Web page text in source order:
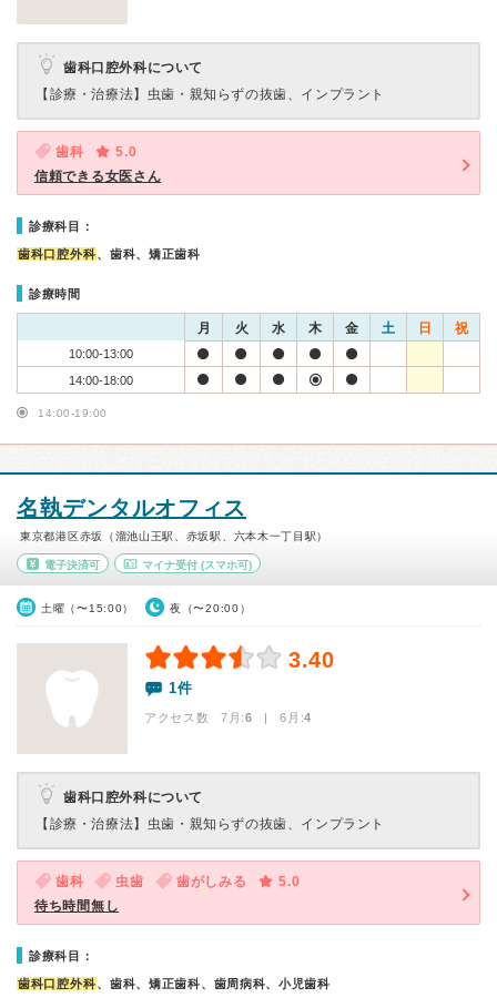
歯科口腔外科について
【診療・治療法】 虫歯・親知らずの抜歯、インプラント
歯科
5.0
信頼できる女医さん
診療科目：
歯科口腔外科、歯科、矯正歯科
診療時間
月 火 水 木 金 土 日 祝
10:00-13:00
14:00-18:00
14:00-19:00
名執デンタルオフィス
東京都港区赤坂（溜池山王駅、赤坂駅、六本木一丁目駅）
電子決済可 マイナ受付(スマホ可)
土曜（〜15:00） 夜（〜20:00）
3.40
1件
アクセス数 7月:6 | 6月:4
歯科口腔外科について
【診療・治療法】 虫歯・親知らずの抜歯、インプラント
歯科 虫歯 歯がしみる
5.0
待ち時間無し
診療科目：
歯科口腔外科、歯科、矯正歯科、歯周病科、小児歯科